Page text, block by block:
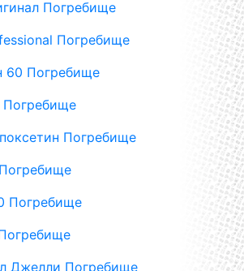
Погребище
Погребище
60 Погребище
Погребище
Погребище
Погребище
Джелли Погребище